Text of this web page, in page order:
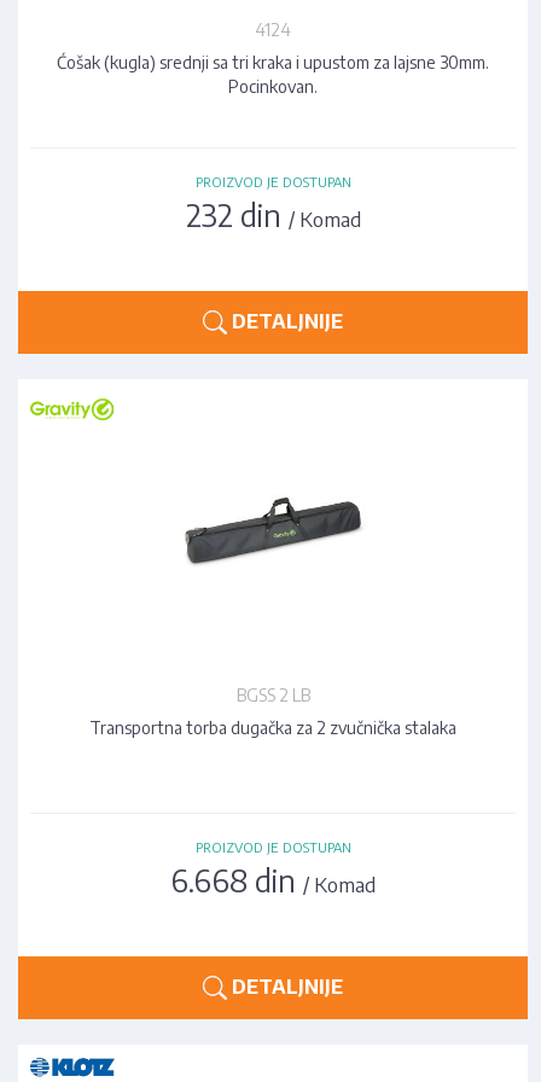
4124
Ćošak (kugla) srednji sa tri kraka i upustom za lajsne 30mm.
Pocinkovan.
PROIZVOD JE DOSTUPAN
232 din / Komad
DETALJNIJE
BGSS 2 LB
Transportna torba dugačka za 2 zvučnička stalaka
PROIZVOD JE DOSTUPAN
6.668 din / Komad
DETALJNIJE